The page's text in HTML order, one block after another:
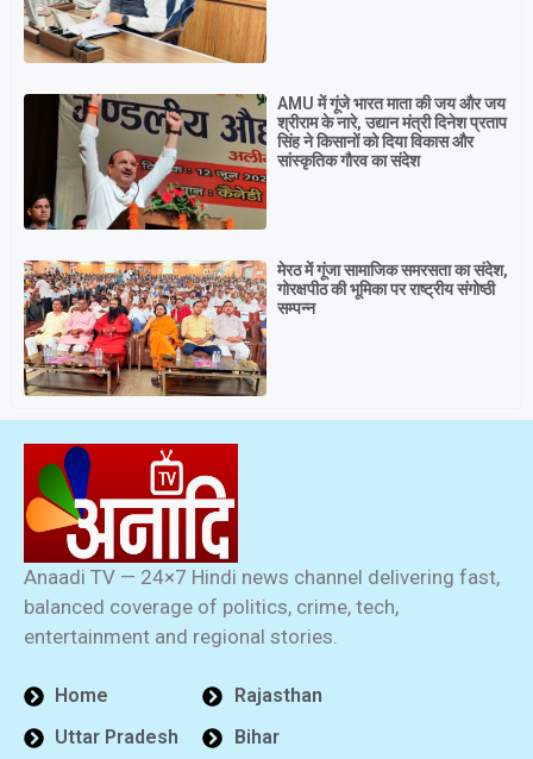
AMU में गूंजे भारत माता की जय और जय
श्रीराम के नारे, उद्यान मंत्री दिनेश प्रताप
सिंह ने किसानों को दिया विकास और
सांस्कृतिक गौरव का संदेश
मेरठ में गूंजा सामाजिक समरसता का संदेश,
गोरक्षपीठ की भूमिका पर राष्ट्रीय संगोष्ठी
सम्पन्न
Anaadi TV — 24×7 Hindi news channel delivering fast,
balanced coverage of politics, crime, tech,
entertainment and regional stories.
Home
Uttar Pradesh
Rajasthan
Bihar